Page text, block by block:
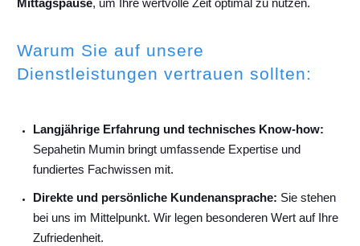
Mittagspause, um Ihre wertvolle Zeit optimal zu nutzen.
Warum Sie auf unsere
Dienstleistungen vertrauen sollten:
Langjährige Erfahrung und technisches Know-how:
Sepahetin Mumin bringt umfassende Expertise und
fundiertes Fachwissen mit.
Direkte und persönliche Kundenansprache: Sie stehen
bei uns im Mittelpunkt. Wir legen besonderen Wert auf Ihre
Zufriedenheit.